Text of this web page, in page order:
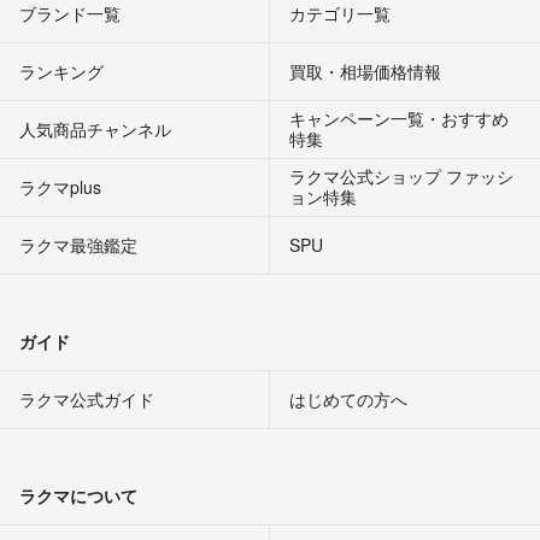
ブランド一覧 カテゴリ一覧
ランキング 買取・相場価格情報
人気商品チャンネル
キャンペーン一覧・おすすめ
特集
ラクマplus
ラクマ公式ショップ ファッシ
ョン特集
ラクマ最強鑑定
SPU
ガイド
ラクマ公式ガイド はじめての方へ
ラクマについて